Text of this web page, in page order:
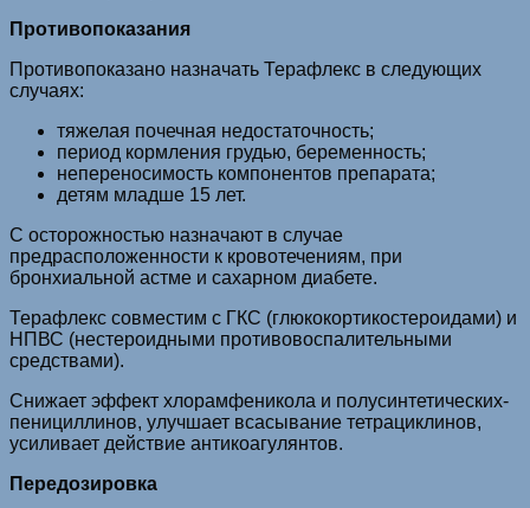
Противопоказания
Противопоказано назначать Терафлекс в следующих
случаях:
тяжелая почечная недостаточность;
период кормления грудью, беременность;
непереносимость компонентов препарата;
детям младше 15 лет.
С осторожностью назначают в случае
предрасположенности к кровотечениям, при
бронхиальной астме и сахарном диабете.
Терафлекс совместим с ГКС (глюкокортикостероидами) и
НПВС (нестероидными противовоспалительными
средствами).
Снижает эффект хлорамфеникола и полусинтетических­
пенициллинов­, улучшает всасывание тетрациклинов,
усиливает действие антикоагулянтов.
Передозировка